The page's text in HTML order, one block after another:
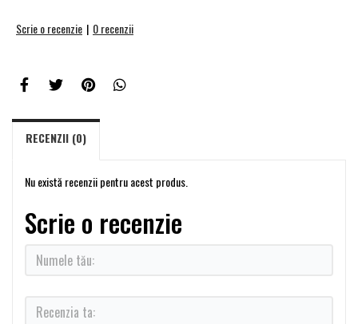
Scrie o recenzie | 0 recenzii
RECENZII (0)
Nu există recenzii pentru acest produs.
Scrie o recenzie